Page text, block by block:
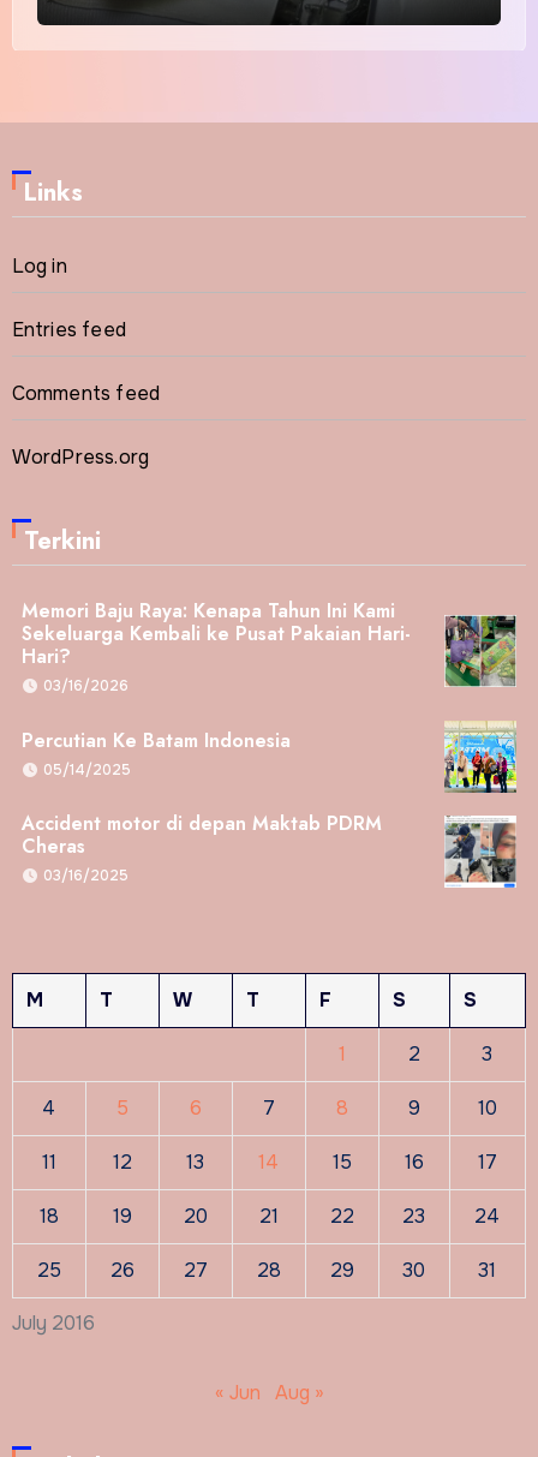
Links
Log in
Entries feed
Comments feed
WordPress.org
Terkini
Memori Baju Raya: Kenapa Tahun Ini Kami
Sekeluarga Kembali ke Pusat Pakaian Hari-
Hari?
03/16/2026
Percutian Ke Batam Indonesia
05/14/2025
Accident motor di depan Maktab PDRM
Cheras
03/16/2025
July 2016
M T W T F S S
1 2 3
4 5 6 7 8 9 10
11 12 13 14 15 16 17
18 19 20 21 22 23 24
25 26 27 28 29 30 31
« Jun Aug »